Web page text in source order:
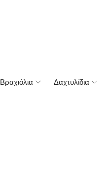
Βραχιόλια Δαχτυλίδια